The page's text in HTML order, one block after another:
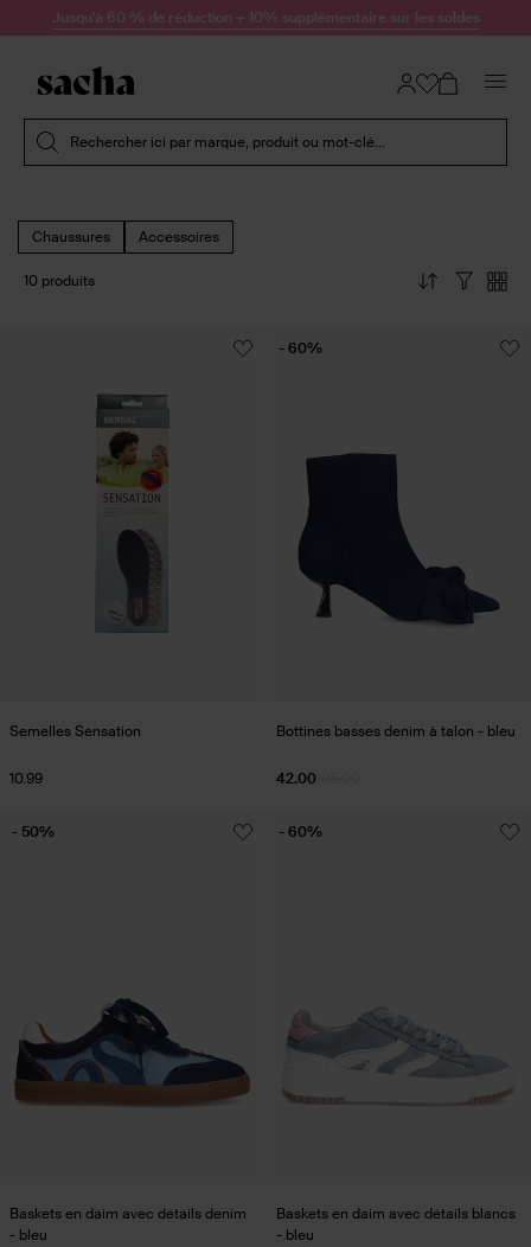
Passer au contenu
Jusqu'à 60 % de réduction + 10% supplémentaire sur les soldes
Rechercher ici par marque, produit ou mot-clé...
Chaussures Accessoires
10 produits
Semelles Sensation
10.99
Bottines basses denim à talon - bleu
42.00
- 60%
Baskets en daim avec détails denim
- bleu
- 50%
Baskets en daim avec détails blancs
- bleu
- 60%